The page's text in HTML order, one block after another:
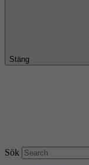
Stäng
Sök